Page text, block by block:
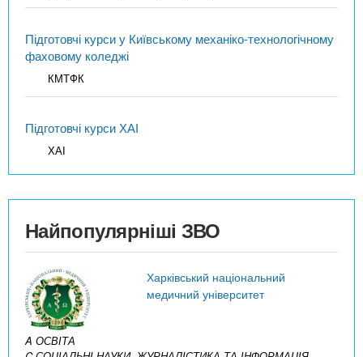
Підготовчі курси у Київському механіко-технологічному
фаховому коледжі
КМТФК
Підготовчі курси ХАІ
ХАІ
Найпопулярніші ЗВО
Харківський національний
медичний університет
A ОСВІТА